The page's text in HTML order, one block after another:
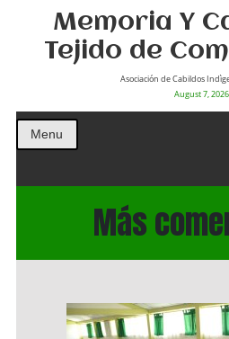
Memoria Y
Tejido de
Asociación de Cabildos
August 7, 2026
Menu
Más